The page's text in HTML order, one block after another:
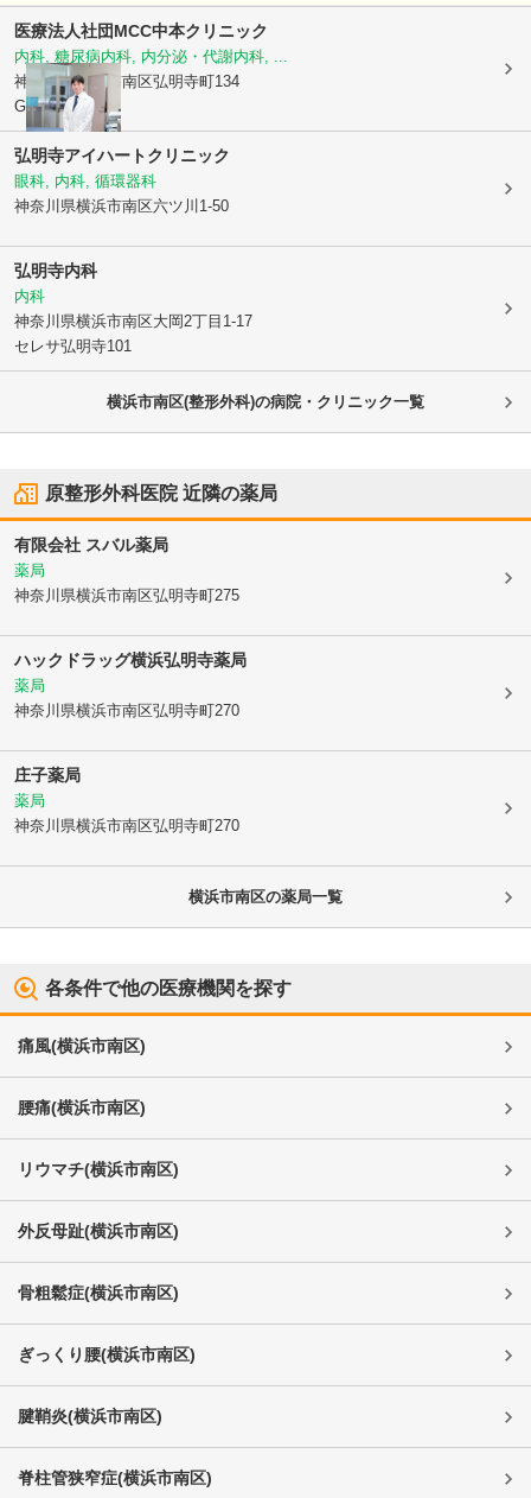
医療法人社団MCC中本クリニック
内科, 糖尿病内科, 内分泌・代謝内科, ...
神奈川県横浜市南区弘明寺町134
GMビル2階
弘明寺アイハートクリニック
眼科, 内科, 循環器科
神奈川県横浜市南区六ツ川1-50
弘明寺内科
内科
神奈川県横浜市南区大岡2丁目1-17
セレサ弘明寺101
横浜市南区(整形外科)の病院・クリニック一覧
原整形外科医院近隣の薬局
有限会社 スバル薬局
薬局
神奈川県横浜市南区弘明寺町275
ハックドラッグ横浜弘明寺薬局
薬局
神奈川県横浜市南区弘明寺町270
庄子薬局
薬局
神奈川県横浜市南区弘明寺町270
横浜市南区の薬局一覧
各条件で他の医療機関を探す
痛風(横浜市南区)
腰痛(横浜市南区)
リウマチ(横浜市南区)
外反母趾(横浜市南区)
骨粗鬆症(横浜市南区)
ぎっくり腰(横浜市南区)
腱鞘炎(横浜市南区)
脊柱管狭窄症(横浜市南区)